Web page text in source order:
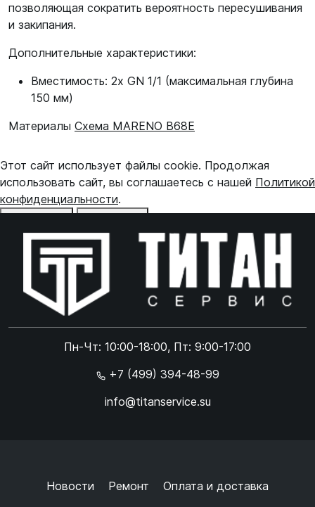
позволяющая сократить вероятность пересушивания
и закипания.
Дополнительные характеристики:
Вместимость: 2х GN 1/1 (максимальная глубина
150 мм)
Материалы Схема MARENO B68E
Пн-Чт: 10:00-18:00, Пт: 9:00-17:00
+7 (499) 394-48-99
info@titanservice.su
Новости Ремонт Оплата и доставка
Этот сайт использует файлы cookie. Продолжая
использовать сайт, вы соглашаетесь с нашей Политикой
конфиденциальности.
Online чат
Online чат